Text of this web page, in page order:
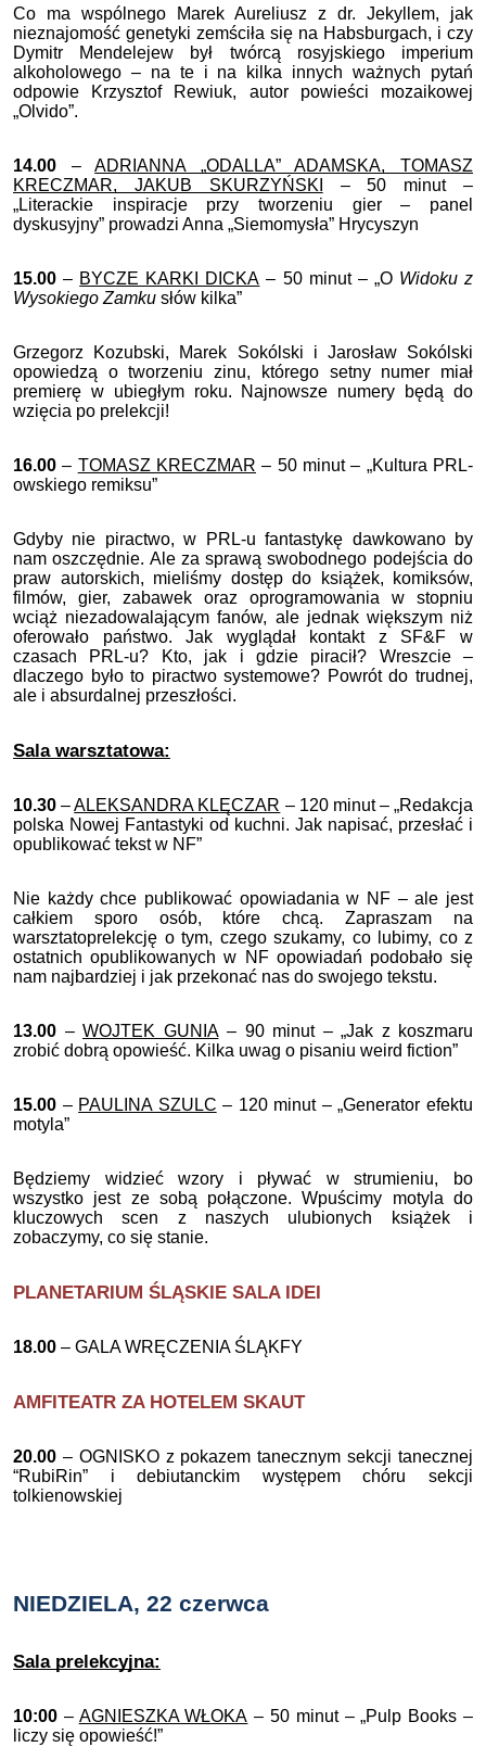
Co ma wspólnego Marek Aureliusz z dr. Jekyllem, jak
nieznajomość genetyki zemściła się na Habsburgach, i czy
Dymitr Mendelejew był twórcą rosyjskiego imperium
alkoholowego – na te i na kilka innych ważnych pytań
odpowie Krzysztof Rewiuk, autor powieści mozaikowej
„Olvido”.
14.00 –ADRIANNA „ODALLA” ADAMSKA, TOMASZ
KRECZMAR, JAKUB SKURZYŃSKI
– 50 minut –
„Literackie inspiracje przy tworzeniu gier – panel
dyskusyjny” prowadzi Anna „Siemomysła” Hrycyszyn
15.00 – BYCZE KARKI DICKA – 50 minut – „O Widoku z
Wysokiego Zamku słów kilka”
Grzegorz Kozubski, Marek Sokólski i Jarosław Sokólski
opowiedzą o tworzeniu zinu, którego setny numer miał
premierę w ubiegłym roku. Najnowsze numery będą do
wzięcia po prelekcji!
16.00 – TOMASZ KRECZMAR – 50 minut – „Kultura PRL-
owskiego remiksu”
Gdyby nie piractwo, w PRL-u fantastykę dawkowano by
nam oszczędnie. Ale za sprawą swobodnego podejścia do
praw autorskich, mieliśmy dostęp do książek, komiksów,
filmów, gier, zabawek oraz oprogramowania w stopniu
wciąż niezadowalającym fanów, ale jednak większym niż
oferowało państwo. Jak wyglądał kontakt z SF&F w
czasach PRL-u? Kto, jak i gdzie piracił? Wreszcie –
dlaczego było to piractwo systemowe? Powrót do trudnej,
ale i absurdalnej przeszłości.
Sala warsztatowa:
10.30 –ALEKSANDRA KLĘCZAR – 120 minut – „Redakcja
polska Nowej Fantastyki od kuchni. Jak napisać, przesłać i
opublikować tekst w NF”
Nie każdy chce publikować opowiadania w NF – ale jest
całkiem sporo osób, które chcą. Zapraszam na
warsztatoprelekcję o tym, czego szukamy, co lubimy, co z
ostatnich opublikowanych w NF opowiadań podobało się
nam najbardziej i jak przekonać nas do swojego tekstu.
13.00 – WOJTEK GUNIA– 90 minut – „Jak z koszmaru
zrobić dobrą opowieść. Kilka uwag o pisaniu weird fiction”
15.00 – PAULINA SZULC – 120 minut – „Generator efektu
motyla”
Będziemy widzieć wzory i pływać w strumieniu, bo
wszystko jest ze sobą połączone. Wpuścimy motyla do
kluczowych scen z naszych ulubionych książek i
zobaczymy, co się stanie.
PLANETARIUM ŚLĄSKIE SALA IDEI
18.00 – GALA WRĘCZENIA ŚLĄKFY
AMFITEATR ZA HOTELEM SKAUT
20.00 – OGNISKO z pokazem tanecznym sekcji tanecznej
“RubiRin” i debiutanckim występem chóru sekcji
tolkienowskiej
NIEDZIELA, 22 czerwca
Sala prelekcyjna:
10:00 – AGNIESZKA WŁOKA – 50 minut – „Pulp Books –
liczy się opowieść!”